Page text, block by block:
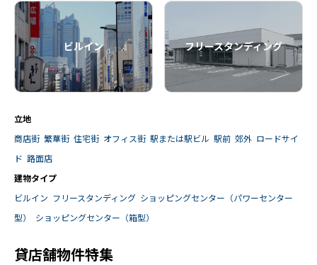
ビルイン フリースタンディング
立地
商店街 繁華街 住宅街 オフィス街 駅または駅ビル 駅前 郊外 ロードサイ
ド 路面店
建物タイプ
ビルイン フリースタンディング ショッピングセンター（パワーセンター
型）
ショッピングセンター（箱型）
貸店舗物件特集